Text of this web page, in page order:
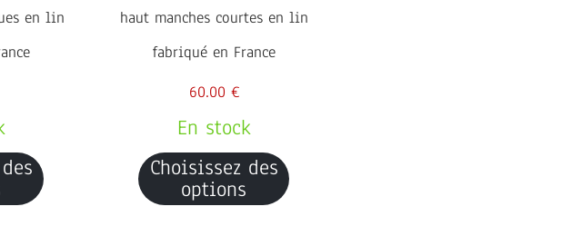
en lin
haut manches courtes en lin
fabriqué en France
60.00 €
En stock
Choisissez des
options